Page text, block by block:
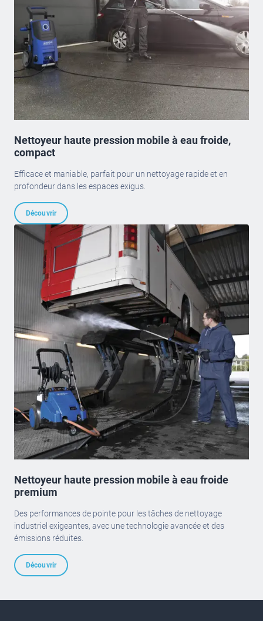
Nettoyeur haute pression mobile à eau froide,
compact
Efficace et maniable, parfait pour un nettoyage rapide et en
profondeur dans les espaces exigus.
Découvrir
Nettoyeur haute pression mobile à eau froide
premium
Des performances de pointe pour les tâches de nettoyage
industriel exigeantes, avec une technologie avancée et des
émissions réduites.
Découvrir